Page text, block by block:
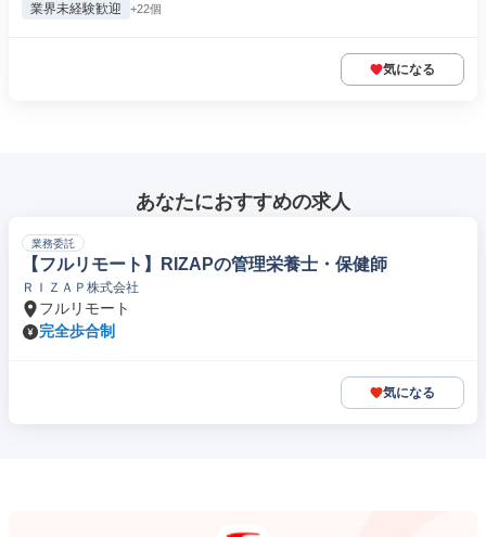
業界未経験歓迎 +22個
気になる
あなたにおすすめの求人
業務委託
【フルリモート】RIZAPの管理栄養士・保健師
ＲＩＺＡＰ株式会社
フルリモート
完全歩合制
気になる